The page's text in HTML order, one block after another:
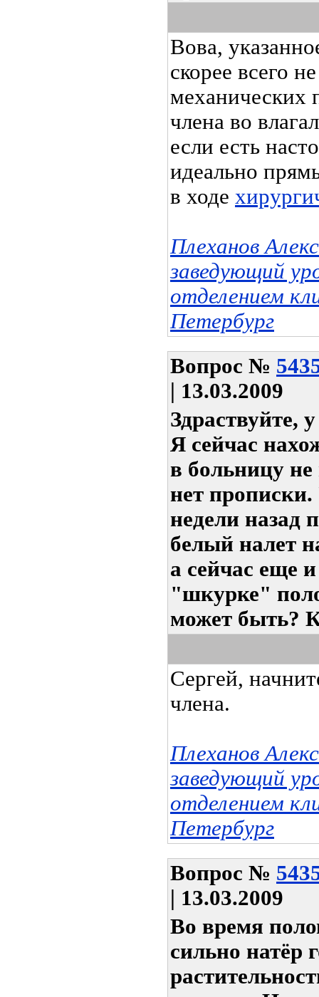
Вова,
скорее всего
механических
члена во
если есть
идеально
в ходе
Плеханов
заведующий
отделением
Петербург
Вопрос №
| 13.03.2009
Здраствуйте,
Я сейчас
в больницу не
нет
недели назад
белый налет
а сейчас еще
"шкурке"
может быть?
Сергей,
члена.
Плеханов
заведующий
отделением
Петербург
Вопрос №
| 13.03.2009
Во время
сильно натёр